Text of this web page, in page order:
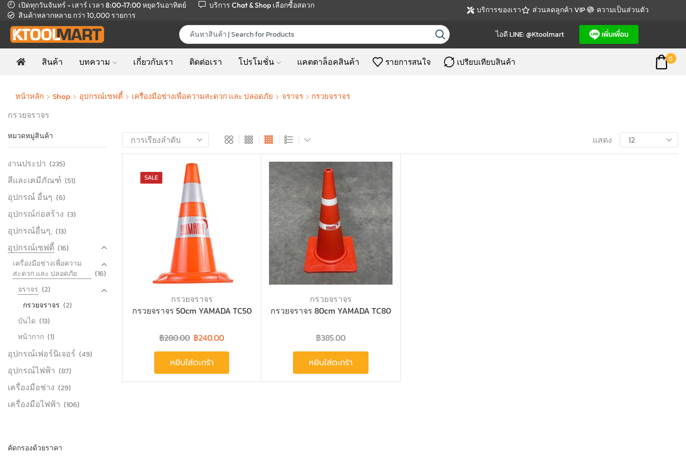
เปิดทุกวันจันทร์ - เสาร์ เวลา 8:00-17:00หยุดวันอาทิตย์ บริการ Chat & Shop เลือกซื้อสดวก
สินค้าหลากหลาย กว่า 10,000 รายการ บริการของเรา ส่วนลดลูกค้า VIP ความเป็นส่วนตัว
ไอดี LINE: @ktoolmart
สินค้า บทความ เกี่ยวกับเรา ติดต่อเรา โปรโมชั่น แคตตาล็อคสินค้า รายการสนใจ เปรียบเทียบสินค้า 0
หน้าหลัก Shop อุปกรณ์เซฟตี้ เครื่องมือช่างเพื่อความสะดวก และ ปลอดภัย จราจร กรวยจราจร
กรวยจราจร
แสดง
SALE
กรวยจราจร
กรวยจราจร 50cm YAMADA TC50
฿280.00 ฿240.00
หยิบใส่ตะกร้า
กรวยจราจร
กรวยจราจร 80cm YAMADA TC80
฿385.00
หยิบใส่ตะกร้า
หมวดหมู่สินค้า
งานประปา (235)
สีและเคมีภัณฑ์ (51)
อุปกรณ์ อื่นๆ (6)
อุปกรณ์ก่อสร้าง (3)
อุปกรณ์อื่นๆ, (13)
อุปกรณ์เซฟตี้ (16)
เครื่องมือช่างเพื่อความ
สะดวก และ ปลอดภัย
(16)
จราจร (2)
กรวยจราจร (2)
บันได (13)
หน้ากาก (1)
อุปกรณ์เฟอร์นิเจอร์ (49)
อุปกรณ์ไฟฟ้า (87)
เครื่องมือช่าง (29)
เครื่องมือไฟฟ้า (106)
คัดกรองด้วยราคา